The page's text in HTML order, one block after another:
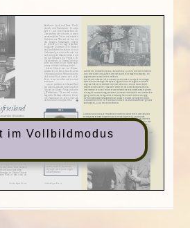
im Vollbildmodus